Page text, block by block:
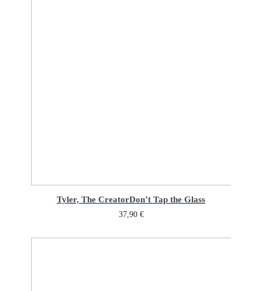
Tyler, The CreatorDon’t Tap the Glass
37,90 €